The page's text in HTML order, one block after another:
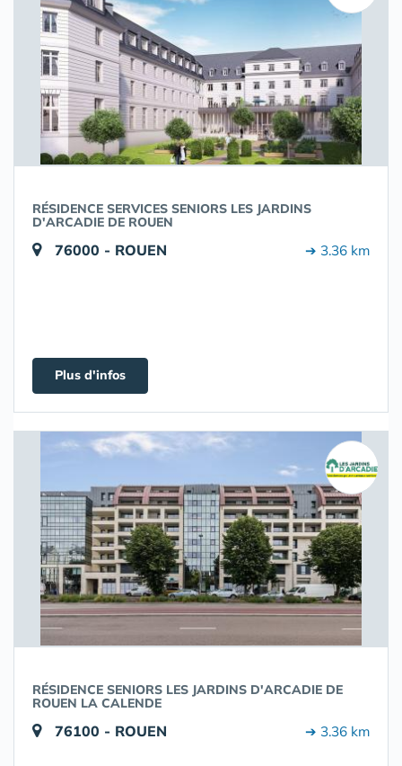
RÉSIDENCE SERVICES SENIORS LES JARDINS
D'ARCADIE DE ROUEN
76000 - ROUEN ➔ 3.36 km
Plus d'infos
RÉSIDENCE SENIORS LES JARDINS D'ARCADIE DE
ROUEN LA CALENDE
76100 - ROUEN ➔ 3.36 km